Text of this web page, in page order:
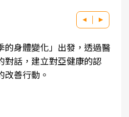
的身體變化」出發，透過醫
對話，建立對亞健康的認
善行動。